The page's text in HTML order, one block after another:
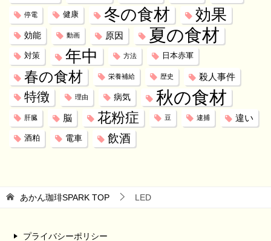
停電 健康 冬の食材 効果
効能 動画 原因 夏の食材
対策 年中 方法 日本赤軍
春の食材 栄養補給 歴史 殺人事件
特徴 理由 病気 秋の食材
肝臓 脳 花粉症 豆 逮捕 違い
酒粕 電車 飲酒
あかん珈琲SPARK TOP LED
プライバシーポリシー